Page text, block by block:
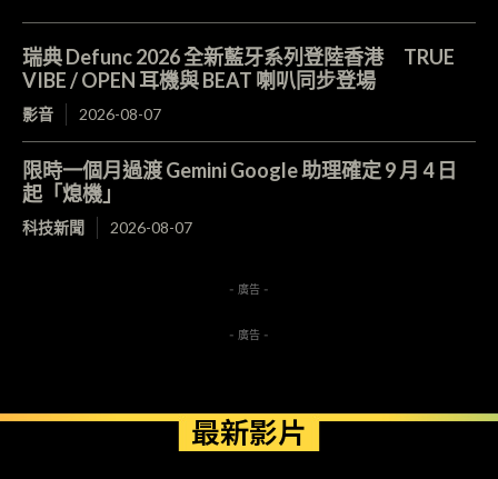
瑞典 Defunc 2026 全新藍牙系列登陸香港 TRUE
VIBE / OPEN 耳機與 BEAT 喇叭同步登場
影音 2026-08-07
限時一個月過渡 Gemini Google 助理確定 9 月 4 日
起「熄機」
科技新聞 2026-08-07
- 廣告 -
- 廣告 -
最新影片